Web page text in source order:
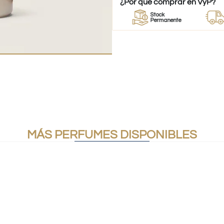
¿Por qué comprar en VyP?
Stock
Permanente
a todo
MÁS PERFUMES DISPONIBLES